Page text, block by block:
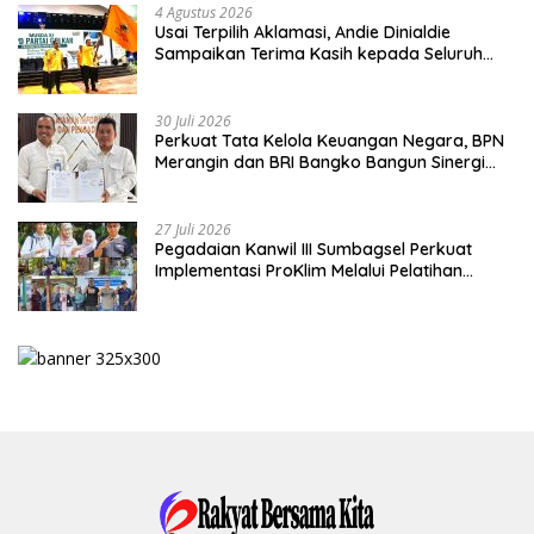
4 Agustus 2026
Usai Terpilih Aklamasi, Andie Dinialdie
Sampaikan Terima Kasih kepada Seluruh
30 Juli 2026
Perkuat Tata Kelola Keuangan Negara, BPN
Merangin dan BRI Bangko Bangun Sinergi
27 Juli 2026
Pegadaian Kanwil III Sumbagsel Perkuat
Implementasi ProKlim Melalui Pelatihan